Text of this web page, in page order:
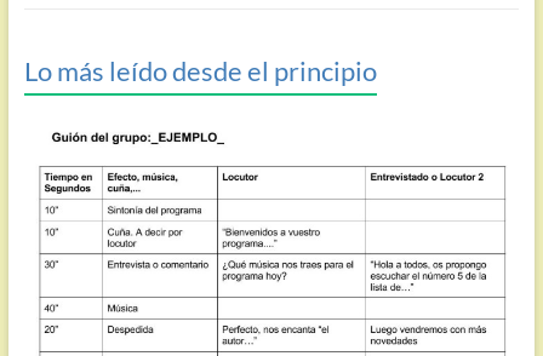
Lo más leído desde el principio